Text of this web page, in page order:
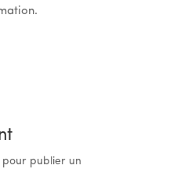
publier un